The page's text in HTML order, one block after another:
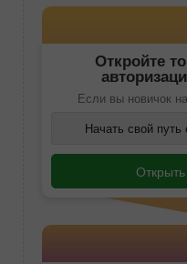
Откройте
Если вы новичок
Начать свой